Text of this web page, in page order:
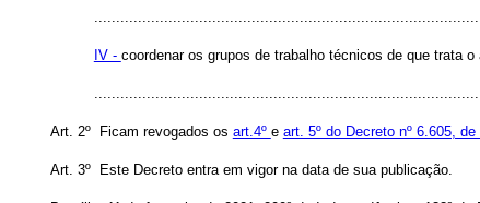
IV - coordenar os grupos de trabalho técnicos de que trata o
Art. 2º Ficam revogados os art.4º e art. 5º do Decreto nº 6.605, de
Art. 3º Este Decreto entra em vigor na data de sua publicação.